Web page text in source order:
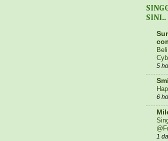
SINI..
5
6
1